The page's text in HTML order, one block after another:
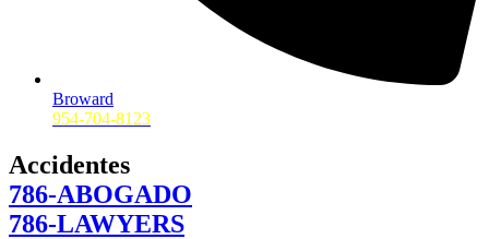
Broward
954-704-8123
Accidentes
786-ABOGADO
786-LAWYERS